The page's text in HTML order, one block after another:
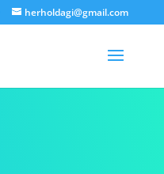
herholdagi@gmail.com